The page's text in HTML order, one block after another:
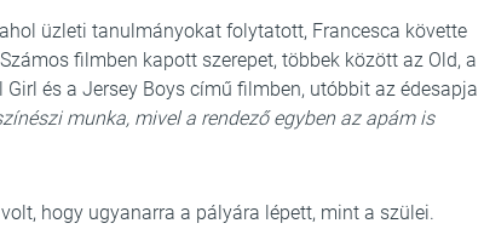
üzleti tanulmányokat folytatott, Francesca követte
filmben kapott szerepet, többek között az Old, a
és a Jersey Boys című filmben, utóbbit az édesapja
munka, mivel a rendező egyben az apám is
hogy ugyanarra a pályára lépett, mint a szülei.